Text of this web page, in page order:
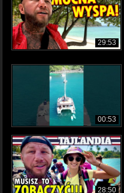
29:53
00:53
28:50